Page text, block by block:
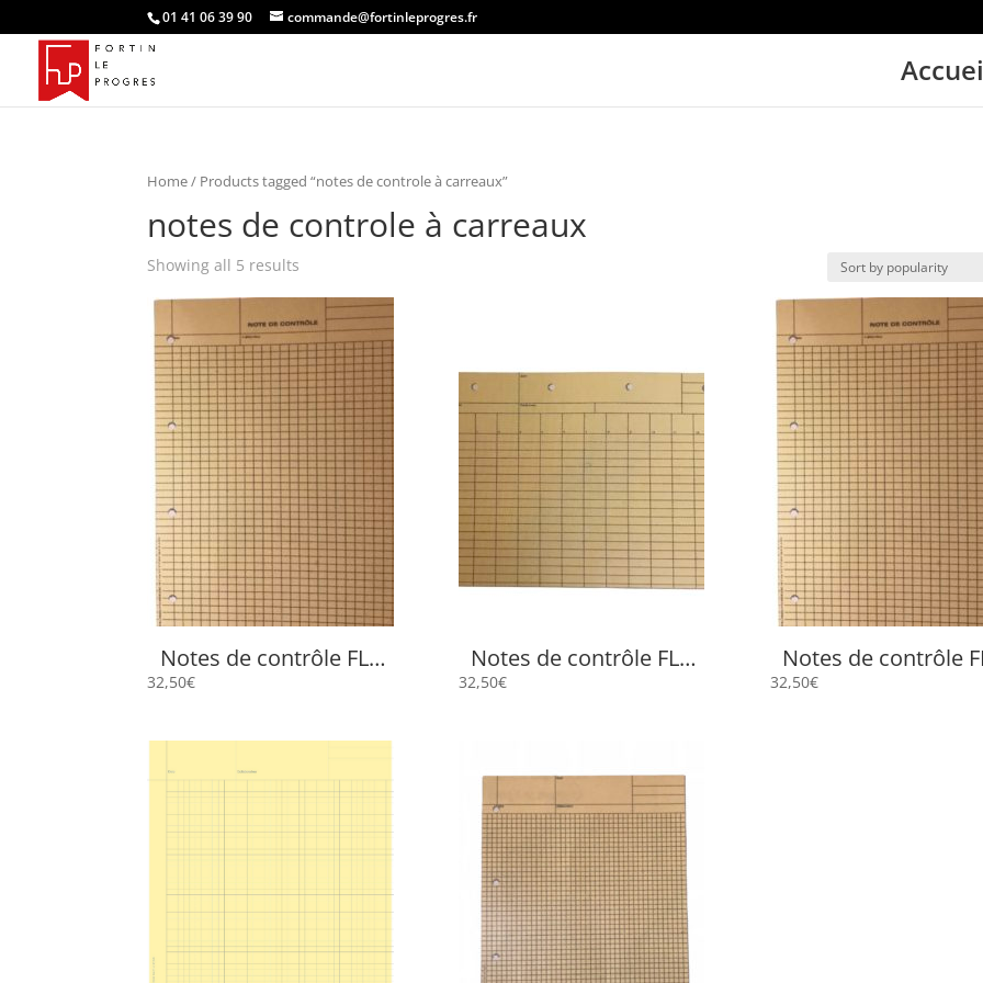
01 41 06 39 90 commande@fortinleprogres.fr
Home/ Products tagged “notes de controle à carreaux”
notes de controle à carreaux
Showing all 5 results
Notes de contrôle FLP
32,50€
Notes de contrôle FLP
32,50€
Notes de contrôle
32,50€